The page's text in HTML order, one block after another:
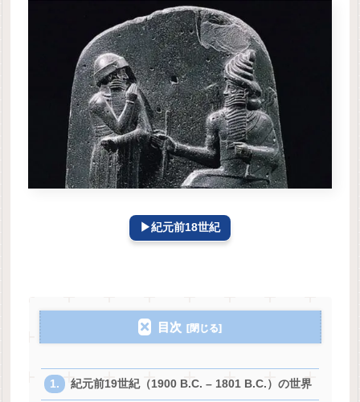
▶紀元前18世紀
目次
紀元前19世紀（1900 B.C. – 1801 B.C.）の世界